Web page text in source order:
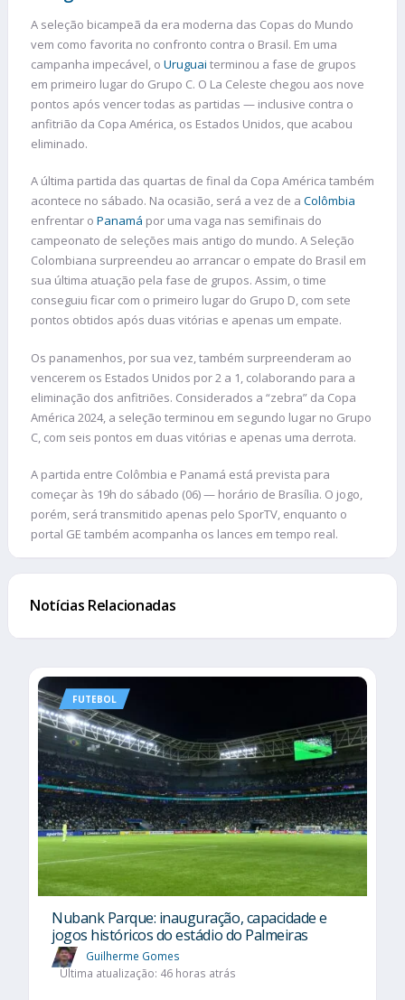
A seleção bicampeã da era moderna das Copas do Mundo
vem como favorita no confronto contra o Brasil. Em uma
campanha impecável, o Uruguai terminou a fase de grupos
em primeiro lugar do Grupo C. O La Celeste chegou aos nove
pontos após vencer todas as partidas — inclusive contra o
anfitrião da Copa América, os Estados Unidos, que acabou
eliminado.
A última partida das quartas de final da Copa América também
acontece no sábado. Na ocasião, será a vez de a Colômbia
enfrentar o Panamá por uma vaga nas semifinais do
campeonato de seleções mais antigo do mundo. A Seleção
Colombiana surpreendeu ao arrancar o empate do Brasil em
sua última atuação pela fase de grupos. Assim, o time
conseguiu ficar com o primeiro lugar do Grupo D, com sete
pontos obtidos após duas vitórias e apenas um empate.
Os panamenhos, por sua vez, também surpreenderam ao
vencerem os Estados Unidos por 2 a 1, colaborando para a
eliminação dos anfitriões. Considerados a “zebra” da Copa
América 2024, a seleção terminou em segundo lugar no Grupo
C, com seis pontos em duas vitórias e apenas uma derrota.
A partida entre Colômbia e Panamá está prevista para
começar às 19h do sábado (06) — horário de Brasília. O jogo,
porém, será transmitido apenas pelo SporTV, enquanto o
portal GE também acompanha os lances em tempo real.
Notícias Relacionadas
FUTEBOL
Nubank Parque: inauguração, capacidade e
jogos históricos do estádio do Palmeiras
Guilherme Gomes
Última atualização: 46 horas atrás